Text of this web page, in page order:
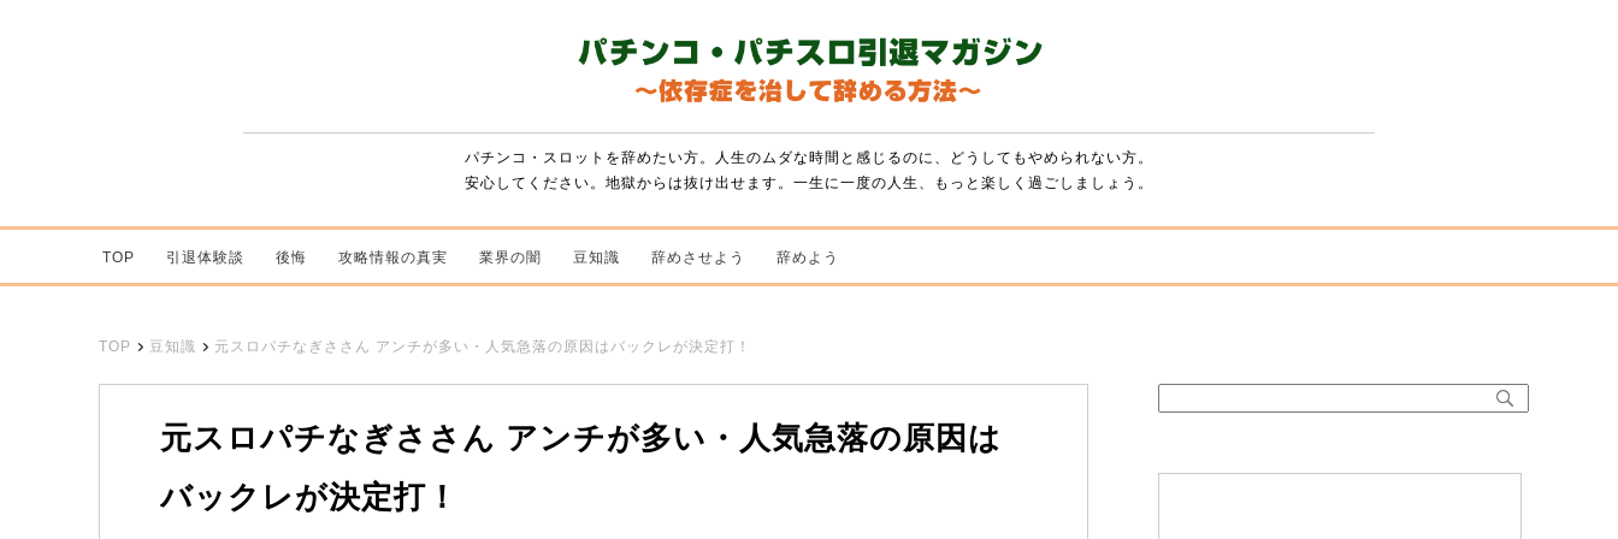
パチンコ・スロットを辞めたい方。人生のムダな時間と感じるのに、どうしてもやめられない方。
安心してください。地獄からは抜け出せます。一生に一度の人生、もっと楽しく過ごしましょう。
TOP 引退体験談 後悔 攻略情報の真実 業界の闇 豆知識 辞めさせよう 辞めよう
TOP 豆知識 元スロパチなぎささん アンチが多い・人気急落の原因はバックレが決定打！
元スロパチなぎささん アンチが多い・人気急落の原因は
バックレが決定打！